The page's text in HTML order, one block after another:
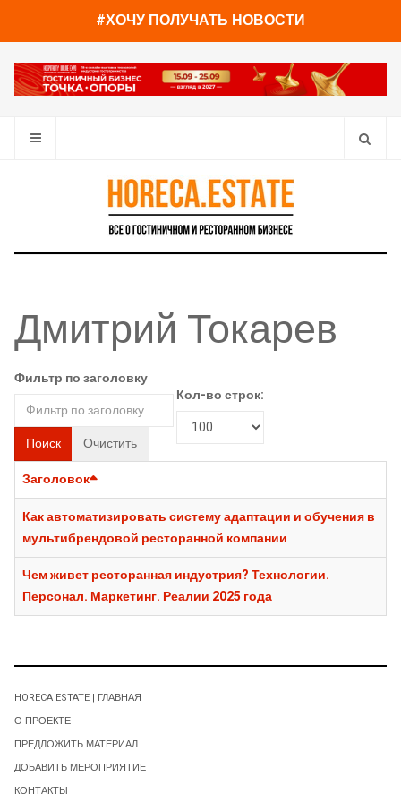
#ХОЧУ ПОЛУЧАТЬ НОВОСТИ
Дмитрий Токарев
Фильтр по заголовку
Поиск Очистить
Кол-во строк:
Заголовок
Как автоматизировать систему адаптации и обучения в
мультибрендовой ресторанной компании
Чем живет ресторанная индустрия? Технологии.
Персонал. Маркетинг. Реалии 2025 года
HORECA ESTATE | ГЛАВНАЯ
О ПРОЕКТЕ
ПРЕДЛОЖИТЬ МАТЕРИАЛ
ДОБАВИТЬ МЕРОПРИЯТИЕ
КОНТАКТЫ